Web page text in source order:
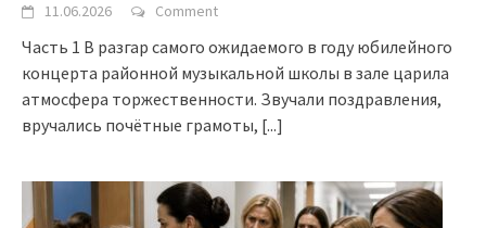
11.06.2026 Comment
Часть 1 В разгар самого ожидаемого в году юбилейного
концерта районной музыкальной школы в зале царила
атмосфера торжественности. Звучали поздравления,
вручались почётные грамоты, [...]